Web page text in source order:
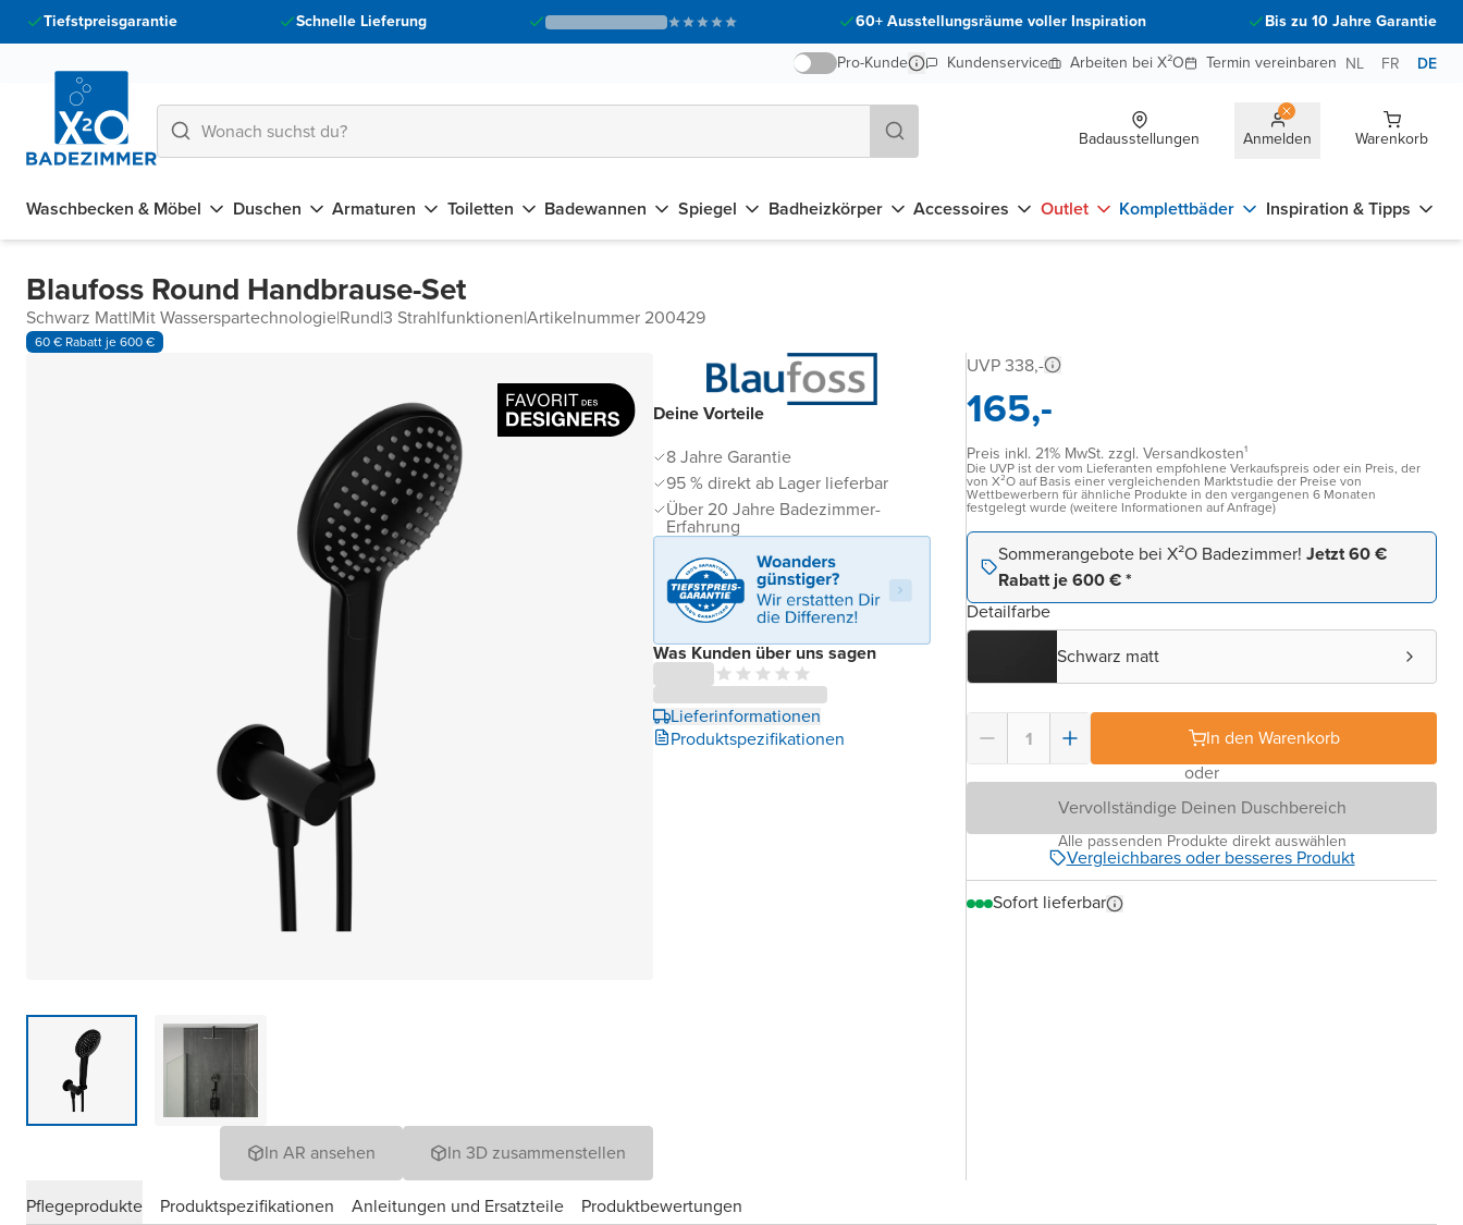
Tiefstpreisgarantie Schnelle Lieferung 60+ Ausstellungsräume voller Inspiration
Bis zu 10 Jahre Garantie
Pro-Kunde
Kundenservice Arbeiten bei X²O Termin vereinbaren NL FR DE
Badausstellungen Anmelden Warenkorb
Waschbecken & Möbel Duschen Armaturen Toiletten Badewannen Spiegel Badheizkörper Accessoires Outlet Komplettbäder Inspiration & Tipps
Blaufoss Round Handbrause-Set
Schwarz Matt|Mit Wasserspartechnologie|Rund|3 Strahlfunktionen|Artikelnummer 200429
60 € Rabatt je 600 €
In AR ansehen In 3D zusammenstellen
Deine Vorteile
8 Jahre Garantie
95 % direkt ab Lager lieferbar
Über 20 Jahre Badezimmer-
Erfahrung
Was Kunden über uns sagen
Lieferinformationen
Produktspezifikationen
UVP 338,-
165,-
Preis inkl. 21% MwSt. zzgl. Versandkosten¹
Die UVP ist der vom Lieferanten empfohlene Verkaufspreis oder ein Preis, der
von X²O auf Basis einer vergleichenden Marktstudie der Preise von
Wettbewerbern für ähnliche Produkte in den vergangenen 6 Monaten
festgelegt wurde (weitere Informationen auf Anfrage)
Sommerangebote bei X²O Badezimmer! Jetzt 60 €
Rabatt je 600 € *
Detailfarbe
Schwarz matt
In den Warenkorb
oder
Vervollständige Deinen Duschbereich
Alle passenden Produkte direkt auswählen
Vergleichbares oder besseres Produkt
Sofort lieferbar
Pflegeprodukte Produktspezifikationen Anleitungen und Ersatzteile Produktbewertungen